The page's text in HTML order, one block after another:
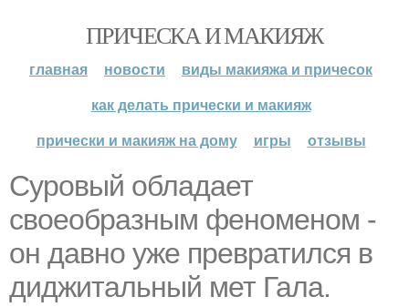
ПРИЧЕСКА И МАКИЯЖ
главная новости
виды макияжа и причесок
как делать прически и макияж
прически и макияж на дому
игры отзывы
Суровый обладает
своеобразным феноменом -
он давно уже превратился в
диджитальный мет Гала.